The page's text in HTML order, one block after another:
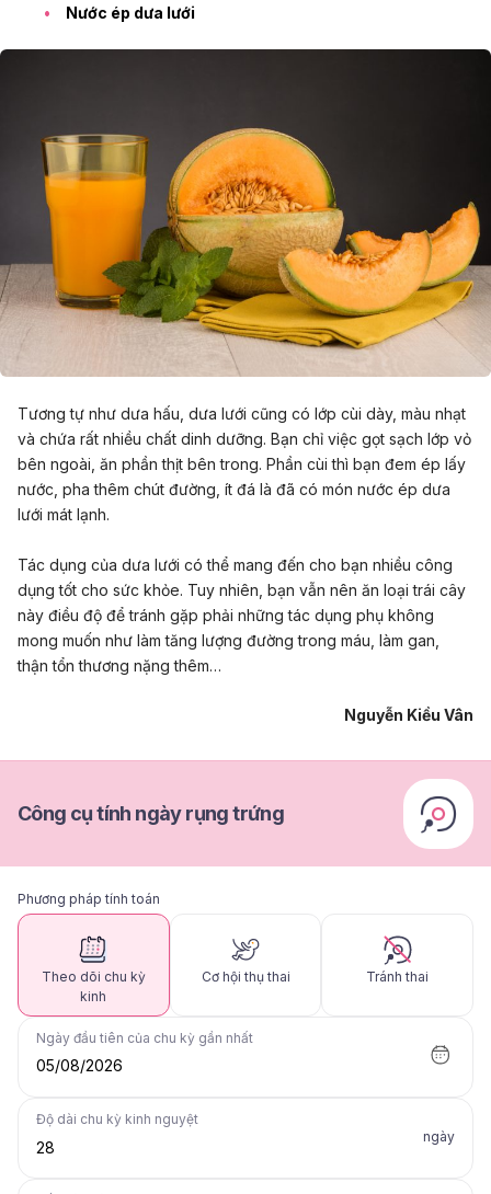
Nước ép dưa lưới
Tương tự như dưa hấu, dưa lưới cũng có lớp cùi dày, màu nhạt
và chứa rất nhiều chất dinh dưỡng. Bạn chỉ việc gọt sạch lớp vỏ
bên ngoài, ăn phần thịt bên trong. Phần cùi thì bạn đem ép lấy
nước, pha thêm chút đường, ít đá là đã có món nước ép dưa
lưới mát lạnh.
Tác dụng của dưa lưới có thể mang đến cho bạn nhiều công
dụng tốt cho sức khỏe. Tuy nhiên, bạn vẫn nên ăn loại trái cây
này điều độ để tránh gặp phải những tác dụng phụ không
mong muốn như làm tăng lượng đường trong máu, làm gan,
thận tổn thương nặng thêm…
Nguyễn Kiều Vân
Công cụ tính ngày rụng trứng
Phương pháp tính toán
Theo dõi chu kỳ
kinh
Cơ hội thụ thai Tránh thai
Ngày đầu tiên của chu kỳ gần nhất
05/08/2026
Độ dài chu kỳ kinh nguyệt
ngày